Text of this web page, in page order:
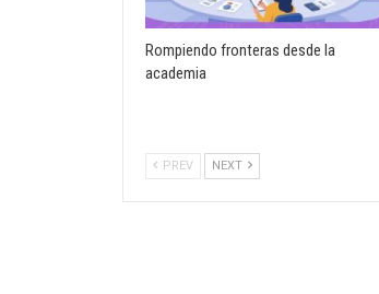
Rompiendo fronteras desde la
academia
PREV NEXT